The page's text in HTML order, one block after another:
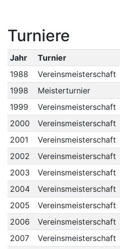
Turniere
Jahr Turnier
1988
Vereinsmeisterschaft
1998
Meisterturnier
1999
Vereinsmeisterschaft
2000
Vereinsmeisterschaft
2001
Vereinsmeisterschaft
2002
Vereinsmeisterschaft
2003
Vereinsmeisterschaft
2004
Vereinsmeisterschaft
2005
Vereinsmeisterschaft
2006
Vereinsmeisterschaft
2007
Vereinsmeisterschaft